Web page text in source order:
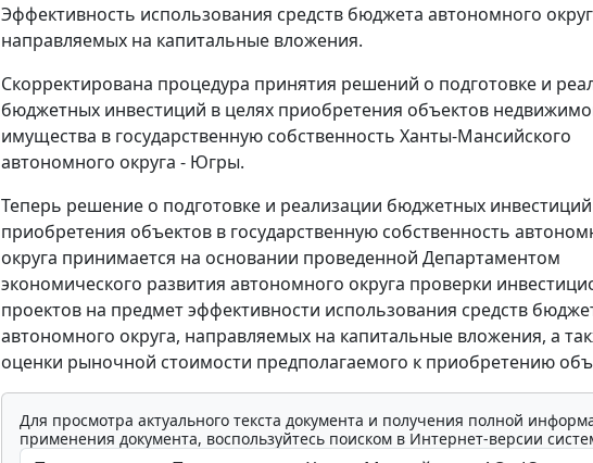
Эффективность использования средств бюджета автономного
направляемых на капитальные вложения.
Скорректирована процедура принятия решений о подготовке и
бюджетных инвестиций в целях приобретения объектов
имущества в государственную собственность Ханты-Мансийского
автономного округа - Югры.
Теперь решение о подготовке и реализации бюджетных
приобретения объектов в государственную собственность
округа принимается на основании проведенной Департаментом
экономического развития автономного округа проверки
проектов на предмет эффективности использования средств
автономного округа, направляемых на капитальные вложения, а
оценки рыночной стоимости предполагаемого к приобретению
Для просмотра актуального текста документа и получения полной
применения документа, воспользуйтесь поиском в Интернет-версии